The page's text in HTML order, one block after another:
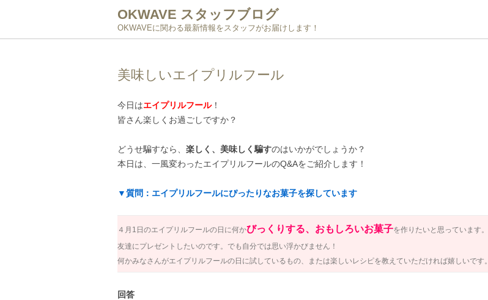
OKWAVE スタッフブログ
OKWAVEに関わる最新情報をスタッフがお届けします！
美味しいエイプリルフール
今日はエイプリルフール！
皆さん楽しくお過ごしですか？
どうせ騙すなら、 楽しく、美味しく騙すのはいかがでしょうか？
本日は、一風変わったエイプリルフールのQ&Aをご紹介します！
▼質問：エイプリルフールにぴったりなお菓子を探しています
４月1日のエイプリルフールの日に何かびっくりする、おもしろいお菓子を作りたいと思っています。
友達にプレゼントしたいのです。でも自分では思い浮かびません！
何かみなさんがエイプリルフールの日に試しているもの、または楽しいレシピを教えていただければ嬉しいです。
回答